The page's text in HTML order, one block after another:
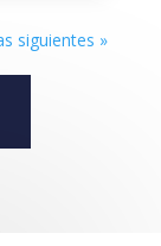
siguientes »